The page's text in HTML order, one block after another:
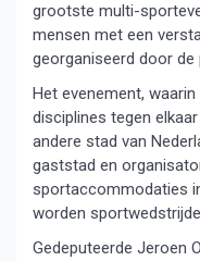
grootste multi-
mensen met een
georganiseerd door
Het evenement,
disciplines tegen
andere stad van
gaststad en
sportaccommodaties
worden
Gedeputeerde Jeroen